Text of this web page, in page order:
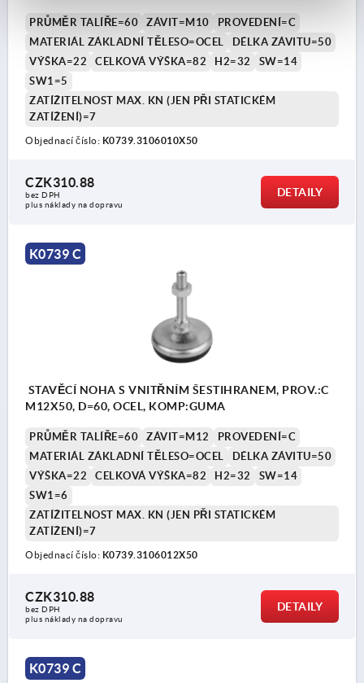
PRŮMĚR TALÍŘE=60 ZÁVIT=M10
PROVEDENÍ=C
MATERIÁL ZÁKLADNÍ TĚLESO=OCEL
DÉLKA ZÁVITU=50
VÝŠKA=22
CELKOVÁ VÝŠKA=82 H2=32
SW=14
SW1=5
ZATÍŽITELNOST MAX. KN (JEN PŘI STATICKÉM
ZATÍŽENÍ)=7
Objednací číslo: K0739.3106010X50
CZK310.88
bez DPH
plus náklady na dopravu
DETAILY
K0739 C
STAVĚCÍ NOHA S VNITŘNÍM ŠESTIHRANEM, PROV.:C
M12X50, D=60, OCEL, KOMP:GUMA
PRŮMĚR TALÍŘE=60 ZÁVIT=M12
PROVEDENÍ=C
MATERIÁL ZÁKLADNÍ TĚLESO=OCEL
DÉLKA ZÁVITU=50
VÝŠKA=22
CELKOVÁ VÝŠKA=82 H2=32
SW=14
SW1=6
ZATÍŽITELNOST MAX. KN (JEN PŘI STATICKÉM
ZATÍŽENÍ)=7
Objednací číslo: K0739.3106012X50
CZK310.88
bez DPH
plus náklady na dopravu
DETAILY
K0739 C